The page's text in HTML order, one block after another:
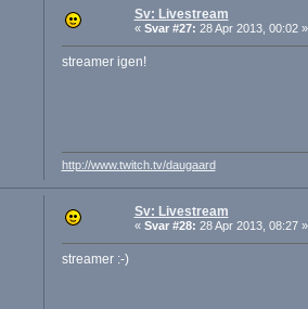
Sv: Livestream
« Svar #27: 28 Apr 2013, 00:02 »
streamer igen!
http://www.twitch.tv/daugaard
Sv: Livestream
« Svar #28: 28 Apr 2013, 08:27 »
streamer :-)